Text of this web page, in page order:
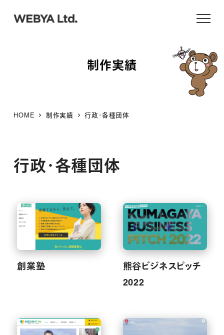
制作実績
HOME 制作実績 行政・各種団体
行政・各種団体
創業塾
熊谷ビジネスピッチ
2022